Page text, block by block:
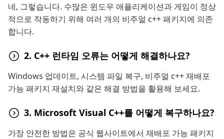
네, 그렇습니다. 수많은 윈도우 애플리케이션과 게임이 정상
적으로 작동하기 위해 여러 개의 비주얼 c++ 패키지에 의존
합니다.
2. C++ 런타임 오류는 어떻게 해결하나요?
Windows 업데이트, 시스템 파일 복구, 비주얼 c++ 재배포
가능 패키지 재설치와 같은 해결 방법을 활용해 보세요.
3. Microsoft Visual C++를 어떻게 복구하나요?
가장 안전한 방법은 공식 웹사이트에서 재배포 가능 패키지